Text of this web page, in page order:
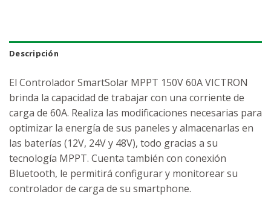
Descripción
El Controlador SmartSolar MPPT 150V 60A VICTRON
brinda la capacidad de trabajar con una corriente de
carga de 60A. Realiza las modificaciones necesarias para
optimizar la energía de sus paneles y almacenarlas en
las baterías (12V, 24V y 48V), todo gracias a su
tecnología MPPT. Cuenta también con conexión
Bluetooth, le permitirá configurar y monitorear su
controlador de carga de su smartphone.